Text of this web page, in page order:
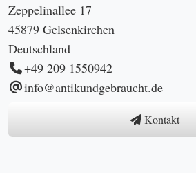
Zeppelinallee 17
45879 Gelsenkirchen
Deutschland
+49 209 1550942
info@antikundgebraucht.de
Kontakt